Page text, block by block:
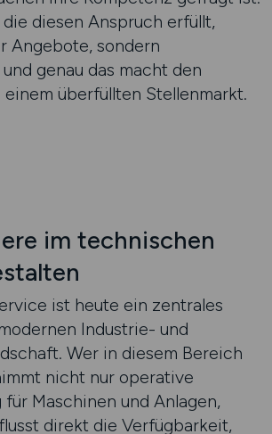
diesen Anspruch erfüllt,
Angebote, sondern
genau das macht den
überfüllten Stellenmarkt.
im technischen
ist heute ein zentrales
Industrie- und
Wer in diesem Bereich
nicht nur operative
Maschinen und Anlagen,
direkt die Verfügbarkeit,